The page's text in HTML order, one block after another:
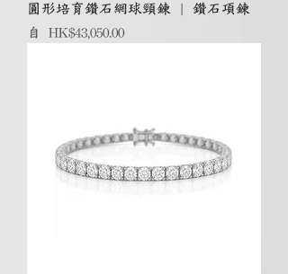
圓形培育鑽石網球頸鍊 | 鑽石項鍊
自 HK$43,050.00
促銷價格